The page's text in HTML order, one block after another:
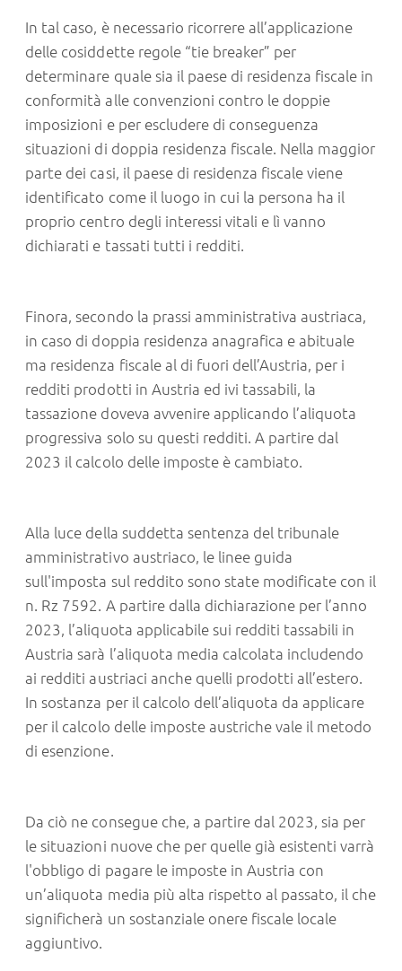
In tal caso, è necessario ricorrere all’applicazione
delle cosiddette regole “tie breaker” per
determinare quale sia il paese di residenza fiscale in
conformità alle convenzioni contro le doppie
imposizioni e per escludere di conseguenza
situazioni di doppia residenza fiscale. Nella maggior
parte dei casi, il paese di residenza fiscale viene
identificato come il luogo in cui la persona ha il
proprio centro degli interessi vitali e lì vanno
dichiarati e tassati tutti i redditi.
Finora, secondo la prassi amministrativa austriaca,
in caso di doppia residenza anagrafica e abituale
ma residenza fiscale al di fuori dell’Austria, per i
redditi prodotti in Austria ed ivi tassabili, la
tassazione doveva avvenire applicando l’aliquota
progressiva solo su questi redditi. A partire dal
2023 il calcolo delle imposte è cambiato.
Alla luce della suddetta sentenza del tribunale
amministrativo austriaco, le linee guida
sull'imposta sul reddito sono state modificate con il
n. Rz 7592. A partire dalla dichiarazione per l’anno
2023, l’aliquota applicabile sui redditi tassabili in
Austria sarà l’aliquota media calcolata includendo
ai redditi austriaci anche quelli prodotti all’estero.
In sostanza per il calcolo dell’aliquota da applicare
per il calcolo delle imposte austriche vale il metodo
di esenzione.
Da ciò ne consegue che, a partire dal 2023, sia per
le situazioni nuove che per quelle già esistenti varrà
l'obbligo di pagare le imposte in Austria con
un’aliquota media più alta rispetto al passato, il che
significherà un sostanziale onere fiscale locale
aggiuntivo.